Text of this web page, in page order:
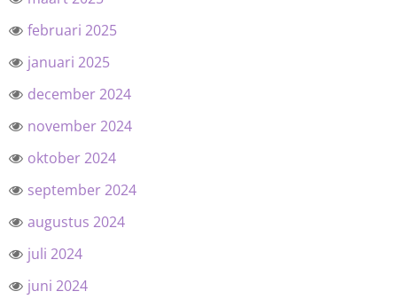
februari 2025
januari 2025
december 2024
november 2024
oktober 2024
september 2024
augustus 2024
juli 2024
juni 2024